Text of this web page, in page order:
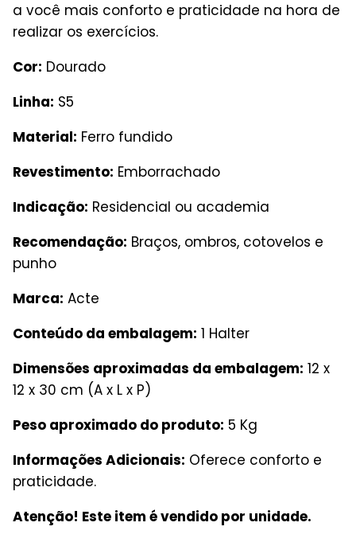
a você mais conforto e praticidade na hora de
realizar os exercícios.
Cor: Dourado
Linha: S5
Material: Ferro fundido
Revestimento: Emborrachado
Indicação: Residencial ou academia
Recomendação: Braços, ombros, cotovelos e
punho
Marca: Acte
Conteúdo da embalagem: 1 Halter
Dimensões aproximadas da embalagem: 12 x
12 x 30 cm (A x L x P)
Peso aproximado do produto: 5 Kg
Informações Adicionais: Oferece conforto e
praticidade.
Atenção! Este item é vendido por unidade.